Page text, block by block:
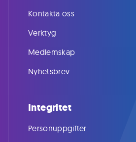
Kontakta oss
Verktyg
Medlemskap
Nyhetsbrev
Integritet
Personuppgifter